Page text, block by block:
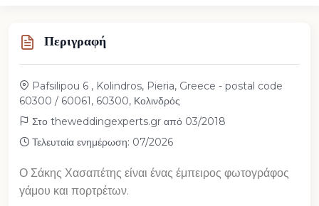
Περιγραφή
Pafsilipou 6 , Kolindros, Pieria, Greece - postal code
60300 / 60061, 60300, Κολινδρός
Στο theweddingexperts.gr από 03/2018
Τελευταία ενημέρωση: 07/2026
Ο Σάκης Χασαπέτης είναι ένας έμπειρος φωτογράφος
γάμου και πορτρέτων.